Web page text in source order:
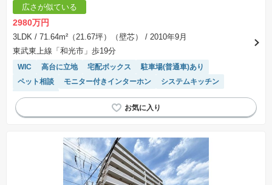
広さが似ている
2980万円
3LDK / 71.64m²（21.67坪）（壁芯）
/ 2010年9月
東武東上線「和光市」歩19分
WIC 高台に立地 宅配ボックス
駐車場(普通車)あり
ペット相談
モニター付きインターホン
システムキッチン
浴室乾燥機